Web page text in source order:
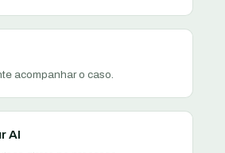
acompanhar o caso.
AI